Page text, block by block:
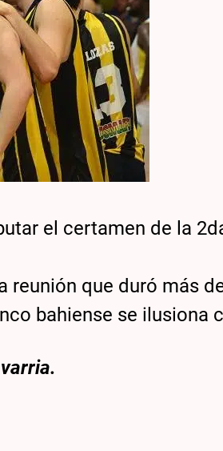
el certamen de la
reunión que duró más
bahiense se ilusiona